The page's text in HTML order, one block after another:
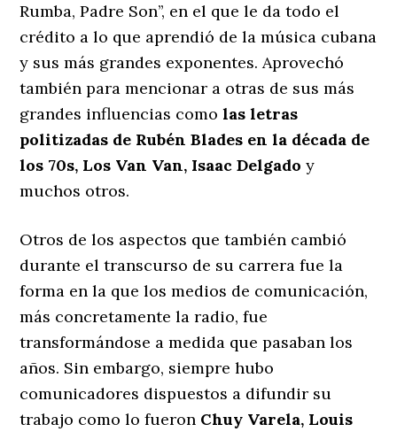
Rumba, Padre Son’’, en el que le da todo el
crédito a lo que aprendió de la música cubana
y sus más grandes exponentes. Aprovechó
también para mencionar a otras de sus más
grandes influencias comolas letras
politizadas de Rubén Blades en la década de
los 70s, Los Van Van, Isaac Delgado y
muchos otros.
Otros de los aspectos que también cambió
durante el transcurso de su carrera fue la
forma en la que los medios de comunicación,
más concretamente la radio, fue
transformándose a medida que pasaban los
años. Sin embargo, siempre hubo
comunicadores dispuestos a difundir su
trabajo como lo fueron Chuy Varela, Louis